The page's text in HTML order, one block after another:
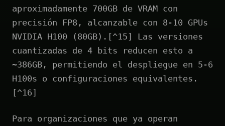
aproximadamente 700GB de VRAM con
precisión FP8, alcanzable con 8-10 GPUs
NVIDIA H100 (80GB).[^15] Las versiones
cuantizadas de 4 bits reducen esto a
~386GB, permitiendo el despliegue en 5-6
H100s o configuraciones equivalentes.
[^16]
Para organizaciones que ya operan